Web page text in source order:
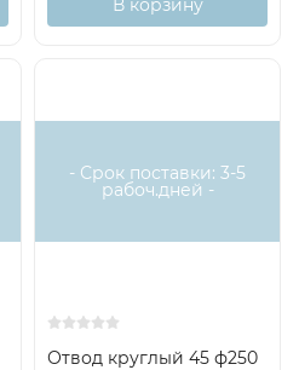
В корзину
- Срок поставки: 3-5
рабоч.дней -
Отвод круглый 45 ф250